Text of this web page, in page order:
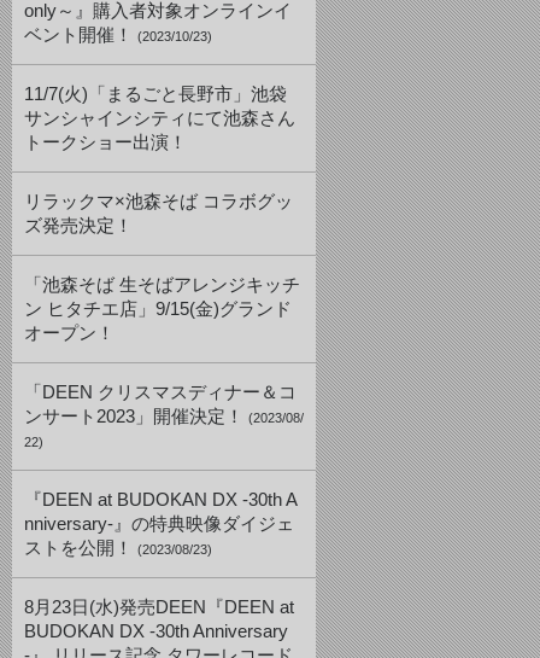
only～』購入者対象オンラインイ
ベント開催！
(2023/10/23)
11/7(火)「まるごと長野市」池袋
サンシャインシティにて池森さん
トークショー出演！
リラックマ×池森そば コラボグッ
ズ発売決定！
「池森そば 生そばアレンジキッチ
ン ヒタチエ店」9/15(金)グランド
オープン！
「DEEN クリスマスディナー＆コ
ンサート2023」開催決定！
(2023/08/
22)
『DEEN at BUDOKAN DX -30th A
nniversary-』の特典映像ダイジェ
ストを公開！
(2023/08/23)
8月23日(水)発売DEEN『DEEN at
BUDOKAN DX -30th Anniversary